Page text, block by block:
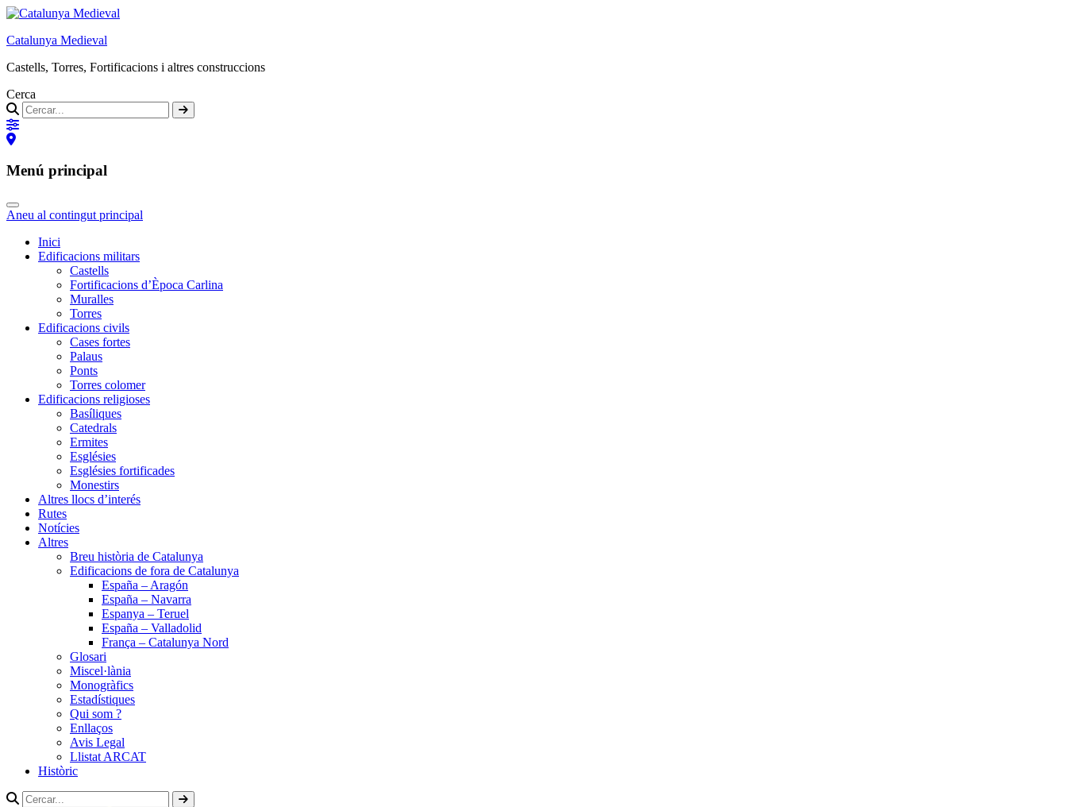
Catalunya Medieval
Castells, Torres, Fortificacions i altres construccions
Cerca
Menú principal
Aneu al contingut principal
Inici
Edificacions militars
Castells
Fortificacions d’Època Carlina
Muralles
Torres
Edificacions civils
Cases fortes
Palaus
Ponts
Torres colomer
Edificacions religioses
Basíliques
Catedrals
Ermites
Esglésies
Esglésies fortificades
Monestirs
Altres llocs d’interés
Rutes
Notícies
Altres
Breu història de Catalunya
Edificacions de fora de Catalunya
España – Aragón
España – Navarra
Espanya – Teruel
España – Valladolid
França – Catalunya Nord
Glosari
Miscel·lània
Monogràfics
Estadístiques
Qui som ?
Enllaços
Avis Legal
Llistat ARCAT
Històric